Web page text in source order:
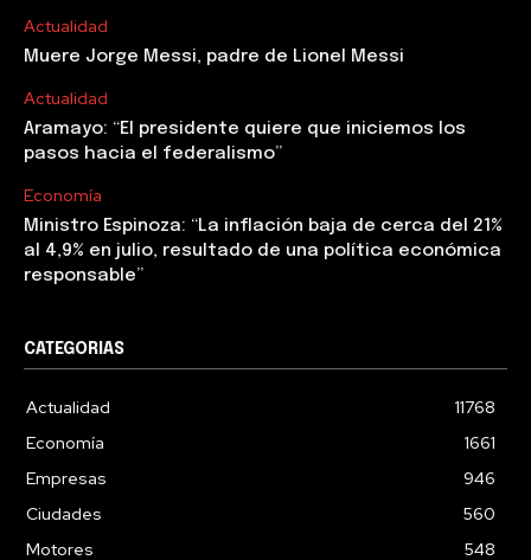
Actualidad
Muere Jorge Messi, padre de Lionel Messi
Actualidad
Aramayo: “El presidente quiere que iniciemos los
pasos hacia el federalismo”
Economía
Ministro Espinoza: “La inflación baja de cerca del 21%
al 4,9% en julio, resultado de una política económica
responsable”
CATEGORIAS
Actualidad
11768
Economía
1661
Empresas
946
Ciudades
560
Motores
548